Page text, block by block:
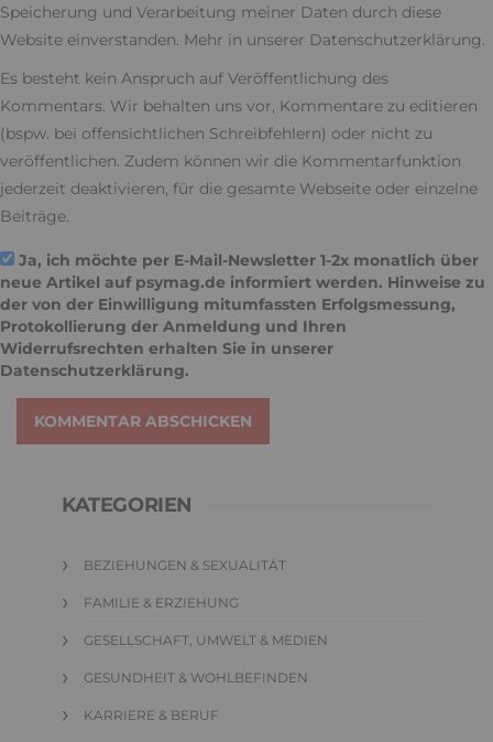
Speicherung und Verarbeitung meiner Daten durch diese
Website einverstanden. Mehr in unserer Datenschutzerklärung
Es besteht kein Anspruch auf Veröffentlichung des
Kommentars. Wir behalten uns vor, Kommentare zu editieren
(bspw. bei offensichtlichen Schreibfehlern) oder nicht zu
veröffentlichen. Zudem können wir die Kommentarfunktion
jederzeit deaktivieren, für die gesamte Webseite oder einzelne
Beiträge.
Ja, ich möchte per E-Mail-Newsletter 1-2x monatlich über
neue Artikel auf psymag.de informiert werden. Hinweise zu
der von der Einwilligung mitumfassten Erfolgsmessung,
Protokollierung der Anmeldung und Ihren
Widerrufsrechten erhalten Sie in unserer
Datenschutzerklärung.
KOMMENTAR ABSCHICKEN
KATEGORIEN
BEZIEHUNGEN & SEXUALITÄT
FAMILIE & ERZIEHUNG
GESELLSCHAFT, UMWELT & MEDIEN
GESUNDHEIT & WOHLBEFINDEN
KARRIERE & BERUF